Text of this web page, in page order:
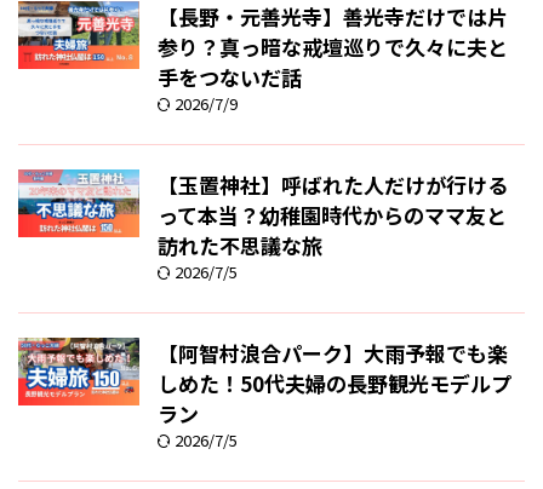
【長野・元善光寺】善光寺だけでは片
参り？真っ暗な戒壇巡りで久々に夫と
手をつないだ話
2026/7/9
【玉置神社】呼ばれた人だけが行ける
って本当？幼稚園時代からのママ友と
訪れた不思議な旅
2026/7/5
【阿智村浪合パーク】大雨予報でも楽
しめた！50代夫婦の長野観光モデルプ
ラン
2026/7/5